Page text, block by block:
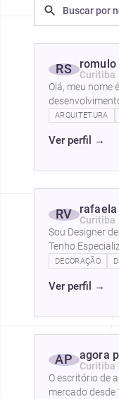
RS
Curitiba
Olá, meu nome
imobiliários,
ARQUITETURA
Ver perfil →
RV
Curitiba
Sou Designer
Tenho
Decoração de
DECORAÇÃO
Ver perfil →
AP agora
Curitiba
O escritório de
mercado desde